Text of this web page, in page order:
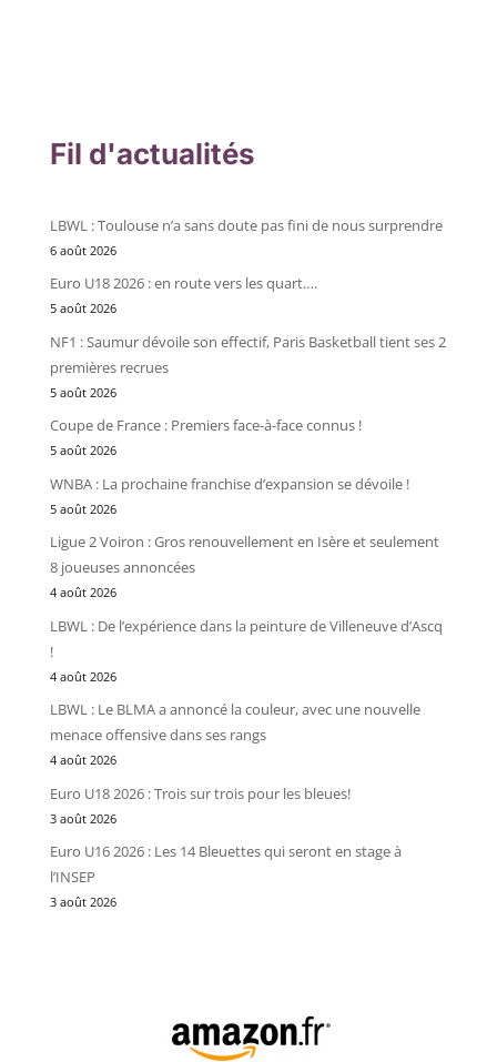
Fil d'actualités
LBWL : Toulouse n’a sans doute pas fini de nous surprendre
6 août 2026
Euro U18 2026 : en route vers les quart….
5 août 2026
NF1 : Saumur dévoile son effectif, Paris Basketball tient ses 2
premières recrues
5 août 2026
Coupe de France : Premiers face-à-face connus !
5 août 2026
WNBA : La prochaine franchise d’expansion se dévoile !
5 août 2026
Ligue 2 Voiron : Gros renouvellement en Isère et seulement
8 joueuses annoncées
4 août 2026
LBWL : De l’expérience dans la peinture de Villeneuve d’Ascq
!
4 août 2026
LBWL : Le BLMA a annoncé la couleur, avec une nouvelle
menace offensive dans ses rangs
4 août 2026
Euro U18 2026 : Trois sur trois pour les bleues!
3 août 2026
Euro U16 2026 : Les 14 Bleuettes qui seront en stage à
l’INSEP
3 août 2026